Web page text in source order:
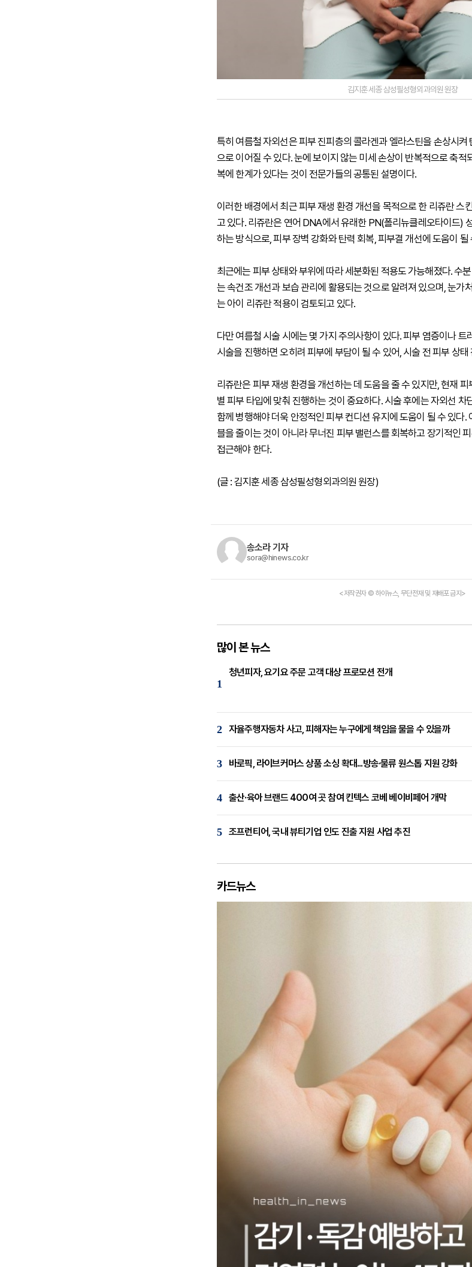
김지훈 세종 삼성필성형외과의원 원장
특히 여름철 자외선은 피부 진피층의 콜라겐과 엘라스틴을 손상시켜
으로 이어질 수 있다. 눈에 보이지 않는 미세 손상이 반복적으로 축적
복에 한계가 있다는 것이 전문가들의 공통된 설명이다.
이러한 배경에서 최근 피부 재생 환경 개선을 목적으로 한 리쥬란 스
고 있다. 리쥬란은 연어 DNA에서 유래한 PN(폴리뉴클레오타이드)
하는 방식으로, 피부 장벽 강화와 탄력 회복, 피부결 개선에 도움이
최근에는 피부 상태와 부위에 따라 세분화된 적용도 가능해졌다. 수
는 속건조 개선과 보습 관리에 활용되는 것으로 알려져 있으며, 눈가
는 아이 리쥬란 적용이 검토되고 있다.
다만 여름철 시술 시에는 몇 가지 주의사항이 있다. 피부 염증이나 트
시술을 진행하면 오히려 피부에 부담이 될 수 있어, 시술 전 피부 상
리쥬란은 피부 재생 환경을 개선하는 데 도움을 줄 수 있지만, 현재
별 피부 타입에 맞춰 진행하는 것이 중요하다. 시술 후에는 자외선 차
함께 병행해야 더욱 안정적인 피부 컨디션 유지에 도움이 될 수 있다.
블을 줄이는 것이 아니라 무너진 피부 밸런스를 회복하고 장기적인
접근해야 한다.
(글 : 김지훈 세종 삼성필성형외과의원 원장)
송소라 기자
sora@hinews.co.kr
<저작권자 © 하이뉴스, 무단전재 및 재배포 금지>
많이 본 뉴스
1
청년피자, 요기요 주문 고객 대상 프로모션 전개
2 자율주행자동차 사고, 피해자는 누구에게 책임을 물을 수 있을까
3 바로픽, 라이브커머스 상품 소싱 확대...방송·물류 원스톱 지원 강화
4 출산·육아 브랜드 400여 곳 참여 킨텍스 코베 베이비페어 개막
5 조프런티어, 국내 뷰티기업 인도 진출 지원 사업 추진
카드뉴스